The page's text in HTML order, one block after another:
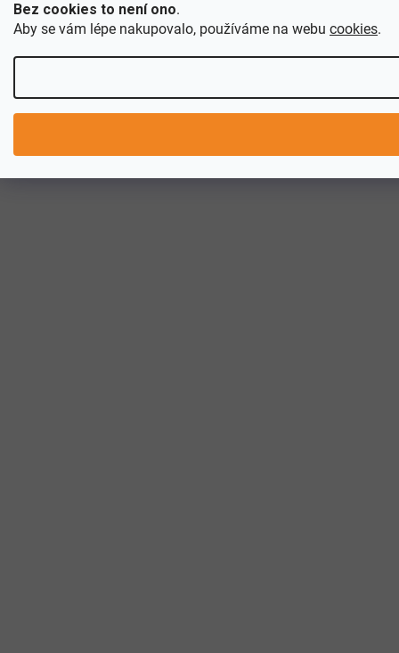
Bez cookies to není ono.
Aby se vám lépe nakupovalo, používáme na webu cookies.